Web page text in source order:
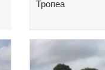
Тропеа